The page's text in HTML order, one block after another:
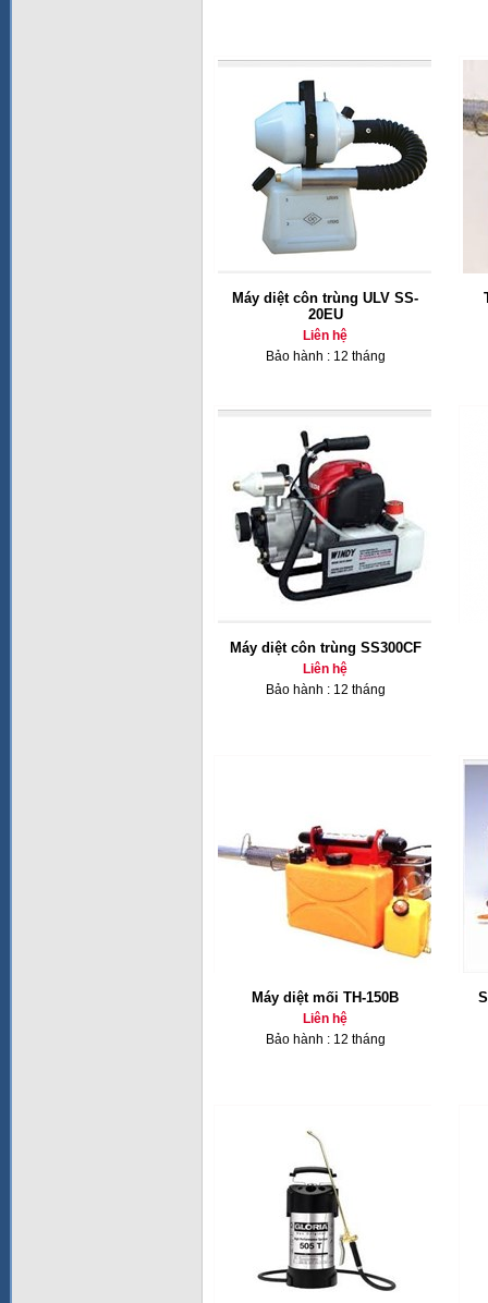
Máy diệt côn trùng ULV SS-
20EU
Liên hệ
Bảo hành : 12 tháng
Máy diệt côn trùng SS300CF
Liên hệ
Bảo hành : 12 tháng
Máy diệt mối TH-150B
Liên hệ
Bảo hành : 12 tháng